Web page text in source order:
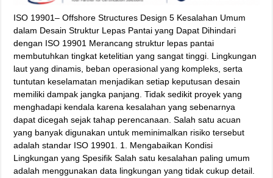
ISO 19901– Offshore Structures Design 5 Kesalahan Umum
dalam Desain Struktur Lepas Pantai yang Dapat Dihindari
dengan ISO 19901 Merancang struktur lepas pantai
membutuhkan tingkat ketelitian yang sangat tinggi. Lingkungan
laut yang dinamis, beban operasional yang kompleks, serta
tuntutan keselamatan menjadikan setiap keputusan desain
memiliki dampak jangka panjang. Tidak sedikit proyek yang
menghadapi kendala karena kesalahan yang sebenarnya
dapat dicegah sejak tahap perencanaan. Salah satu acuan
yang banyak digunakan untuk meminimalkan risiko tersebut
adalah standar ISO 19901. 1. Mengabaikan Kondisi
Lingkungan yang Spesifik Salah satu kesalahan paling umum
adalah menggunakan data lingkungan yang tidak cukup detail.